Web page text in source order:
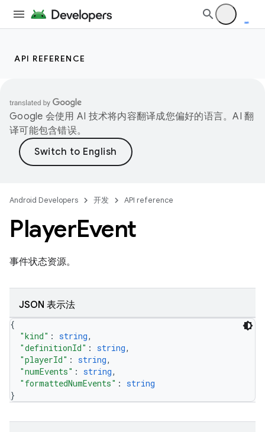
API REFERENCE
Google 会使用 AI 技术将内容翻译成您偏好的语言。AI 翻
译可能包含错误。
Android Developers 开发 API reference
PlayerEvent
事件状态资源。
JSON 表示法
{
"kind" : string,
"definitionId" : string,
"playerId" : string,
"numEvents" : string,
"formattedNumEvents" : string
}